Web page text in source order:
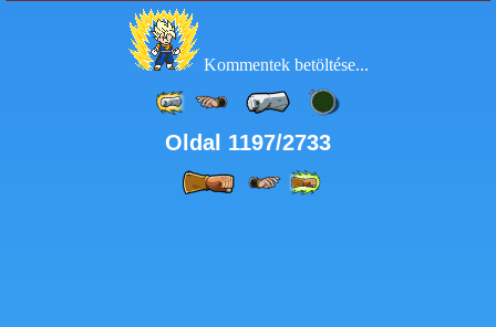
Kommentek betöltése...
Oldal 1197/2733